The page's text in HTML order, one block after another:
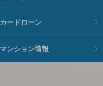
カードローン
マンション情報